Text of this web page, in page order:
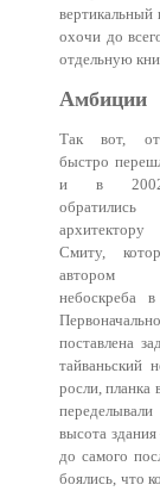
вертикальный
охочи до
отдельную
Амбиции
Так вот,
быстро
и в
Смиту,
автором
небоскреба
поставлена
тайваньский
росли,
высота
до самого
боялись, что